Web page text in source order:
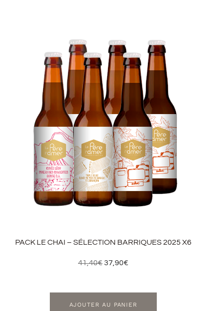
PACK LE CHAI – SÉLECTION BARRIQUES 2025 X6
41,40€37,90€
AJOUTER AU PANIER